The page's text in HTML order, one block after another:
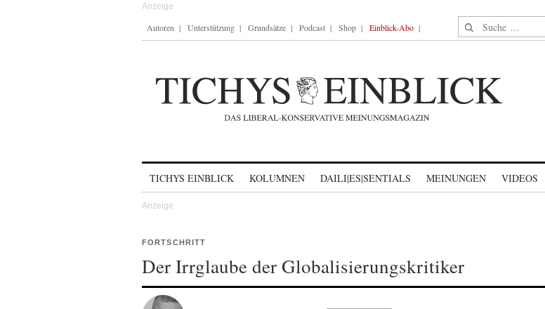
Autoren Unterstützung Grundsätze Podcast Shop Einblick-Abo Suche nach:
TICHYS EINBLICK KOLUMNEN DAILI|ES|SENTIALS MEINUNGEN VIDEOS
FORTSCHRITT
Der Irrglaube der Globalisierungskritiker